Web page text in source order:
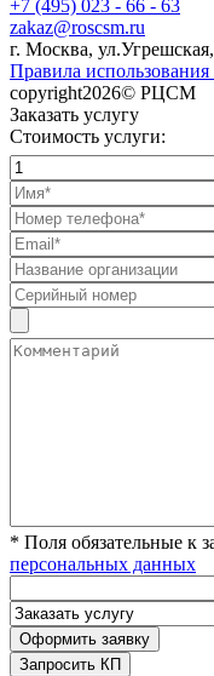
+7 (495) 023 - 66 - 63
zakaz@roscsm.ru
г. Москва,
Правила использования
copyright2026© РЦСМ
Заказать услугу
Стоимость услуги:
* Поля обязательные к
персональных данных